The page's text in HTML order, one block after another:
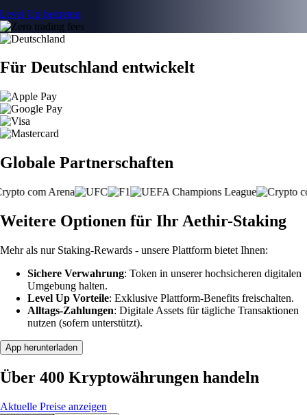
Level Up beitreten
Für Deutschland entwickelt
Globale Partnerschaften
Weitere Optionen für Ihr Aethir-Staking
Mehr als nur Staking-Rewards - unsere Plattform bietet Ihnen:
Sichere Verwahrung: Token in unserer hochsicheren digitalen
Umgebung halten.
Level Up Vorteile: Exklusive Plattform-Benefits freischalten.
Alltags-Zahlungen: Digitale Assets für tägliche Transaktionen
nutzen (sofern unterstützt).
App herunterladen
Über 400 Kryptowährungen handeln
Aktuelle Preise anzeigen